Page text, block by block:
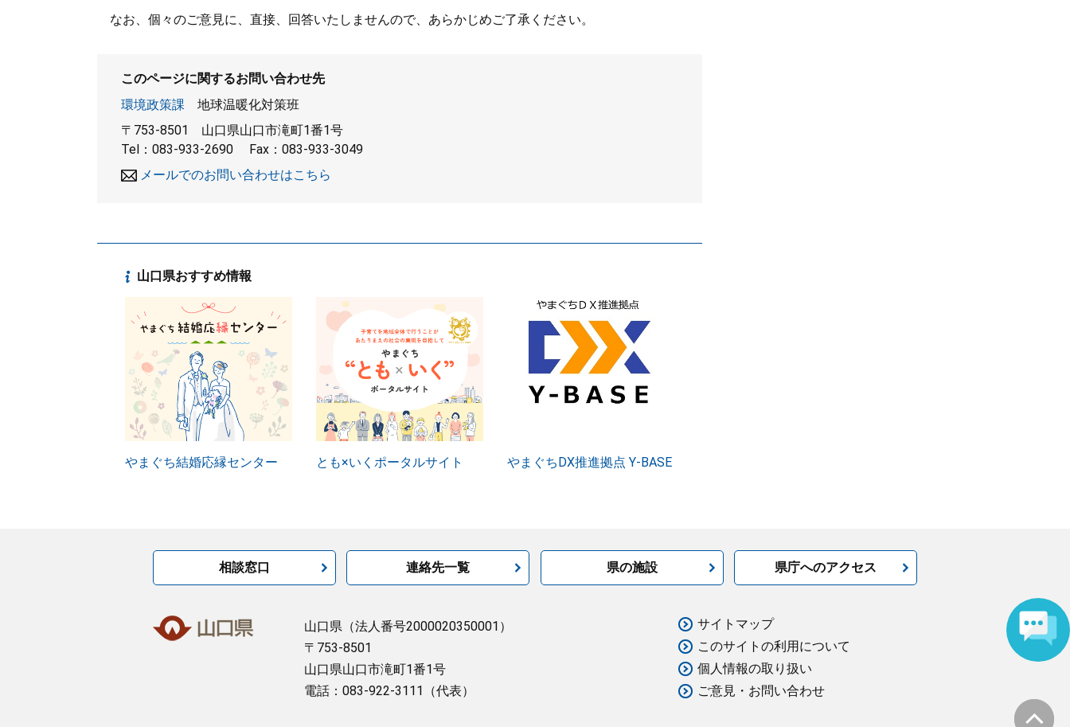
なお、個々のご意見に、直接、回答いたしませんので、あらかじめご了承ください。
このページに関するお問い合わせ先
環境政策課
地球温暖化対策班
〒753-8501
山口県山口市滝町1番1号
Tel：083-933-2690
Fax：083-933-3049
メールでのお問い合わせはこちら
山口県おすすめ情報
やまぐち結婚応縁センター とも×いくポータルサイト やまぐちDX推進拠点 Y-BASE
相談窓口 連絡先一覧 県の施設 県庁へのアクセス
山口県 （法人番号2000020350001）
〒753-8501
山口県山口市滝町1番1号
電話：083-922-3111（代表）
サイトマップ
このサイトの利用について
個人情報の取り扱い
ご意見・お問い合わせ